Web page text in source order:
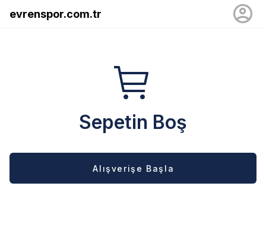
evrenspor.com.tr
Sepetin Boş
Alışverişe Başla